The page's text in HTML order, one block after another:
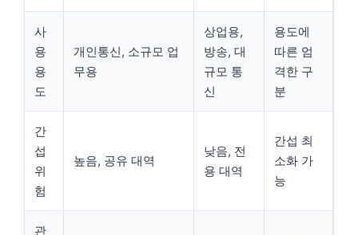
사
용
용
도
개인통신, 소규모 업
무용
상업용,
방송, 대
규모 통
신
용도에
따른 엄
격한 구
분
간
섭
위
험
높음, 공유 대역
낮음, 전
용 대역
간섭 최
소화 가
능
관